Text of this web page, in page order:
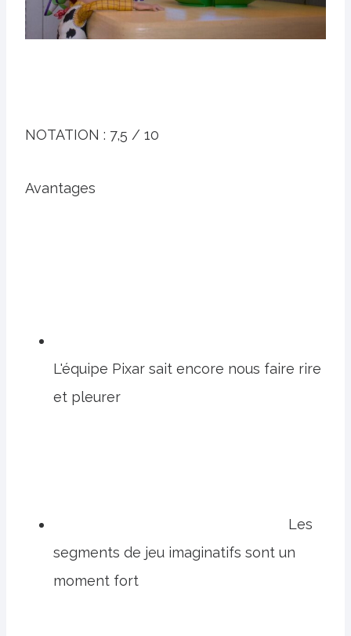
NOTATION : 7,5 / 10
Avantages
L'équipe Pixar sait encore nous faire rire
et pleurer
Les
segments de jeu imaginatifs sont un
moment fort